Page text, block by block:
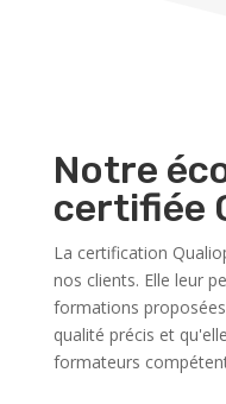
Notre
certifiée
La certification
nos clients. Elle leur
formations
qualité précis et
formateurs